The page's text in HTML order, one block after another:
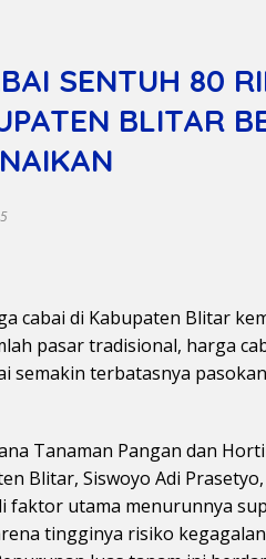
SENTUH 80
BLITAR
cabai di Kabupaten Blitar
pasar tradisional, harga
semakin terbatasnya
Tanaman Pangan dan
Blitar, Siswoyo Adi
faktor utama menurunnya
tingginya risiko